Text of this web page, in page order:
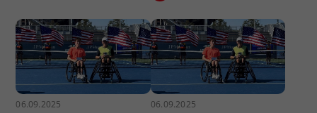
06.09.2025 06.09.2025